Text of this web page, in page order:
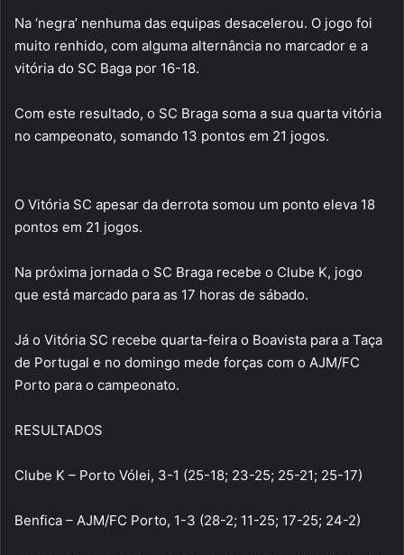
Na ‘negra’ nenhuma das equipas desacelerou. O jogo foi
muito renhido, com alguma alternância no marcador e a
vitória do SC Baga por 16-18.
Com este resultado, o SC Braga soma a sua quarta vitória
no campeonato, somando 13 pontos em 21 jogos.
O Vitória SC apesar da derrota somou um ponto eleva 18
pontos em 21 jogos.
Na próxima jornada o SC Braga recebe o Clube K, jogo
que está marcado para as 17 horas de sábado.
Já o Vitória SC recebe quarta-feira o Boavista para a Taça
de Portugal e no domingo mede forças com o AJM/FC
Porto para o campeonato.
RESULTADOS
Clube K – Porto Vólei, 3-1 (25-18; 23-25; 25-21; 25-17)
Benfica – AJM/FC Porto, 1-3 (28-2; 11-25; 17-25; 24-2)